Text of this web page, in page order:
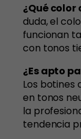
¿Qué
duda, el
funcionan
con tonos
¿Es apto
Los botines
en tonos
la
tendencia